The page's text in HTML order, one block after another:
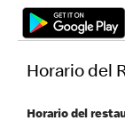
Horario del
Horario del